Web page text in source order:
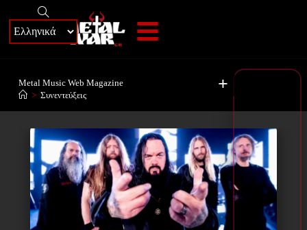
+
Metal Music Web Magazine
> Συνεντεύξεις